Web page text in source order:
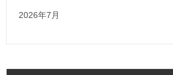
2026年7月